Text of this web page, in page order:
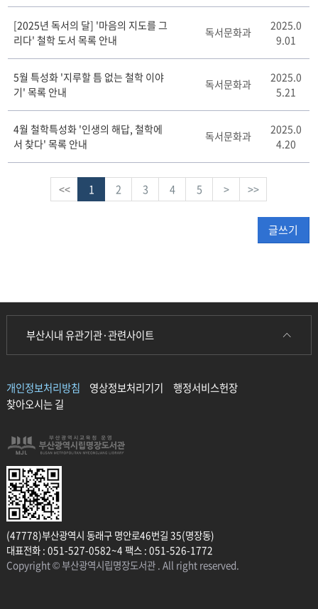
[2025년 독서의 달] '마음의 지도를 그
리다' 철학 도서 목록 안내
독서문화과
2025.0
9.01
5월 특성화 '지루할 틈 없는 철학 이야
기' 목록 안내
독서문화과
2025.0
5.21
4월 철학특성화 '인생의 해답, 철학에
서 찾다' 목록 안내
독서문화과
2025.0
4.20
<< 1 2 3 4 5 > >>
글쓰기
부산시내 유관기관·관련사이트
개인정보처리방침 영상정보처리기기
행정서비스헌장
찾아오시는 길
(47778)부산광역시 동래구 명안로46번길 35(명장동)
대표전화 : 051-527-0582~4 팩스 : 051-526-1772
Copyright © 부산광역시립명장도서관 . All right reserved.